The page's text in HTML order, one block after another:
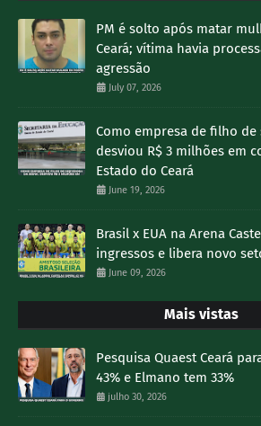
PM é solto após matar
Ceará; vítima havia
agressão
July 07, 2026
Como empresa de filho de
desviou R$ 3 milhões em
Estado do Ceará
June 19, 2026
Brasil x EUA na Arena
ingressos e libera novo
June 09, 2026
Mais vistas
Pesquisa Quaest Ceará
43% e Elmano tem 33%
julho 30, 2026